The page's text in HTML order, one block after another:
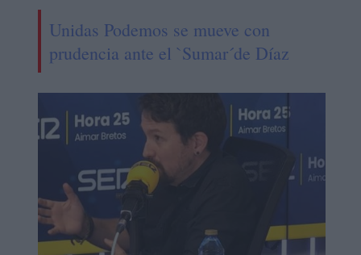
Unidas Podemos se mueve con
prudencia ante el `Sumar´de Díaz